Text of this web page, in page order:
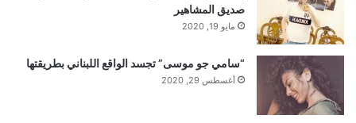
صديق المشاهير
مايو 19, 2020
“سامي جو موسى” تجسد الواقع اللبناني بطريقتها
أغسطس 29, 2020